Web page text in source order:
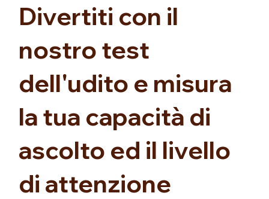
Divertiti con il
nostro test
dell'udito e misura
la tua capacità di
ascolto ed il livello
di attenzione